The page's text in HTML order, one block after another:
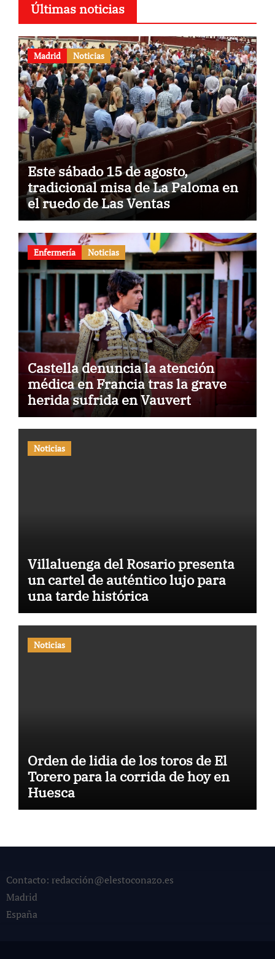
Últimas noticias
Madrid Noticias
Este sábado 15 de agosto,
tradicional misa de La Paloma en
el ruedo de Las Ventas
Enfermería Noticias
Castella denuncia la atención
médica en Francia tras la grave
herida sufrida en Vauvert
Noticias
Villaluenga del Rosario presenta
un cartel de auténtico lujo para
una tarde histórica
Noticias
Orden de lidia de los toros de El
Torero para la corrida de hoy en
Huesca
Contacto: redacción@elestoconazo.es
Madrid
España